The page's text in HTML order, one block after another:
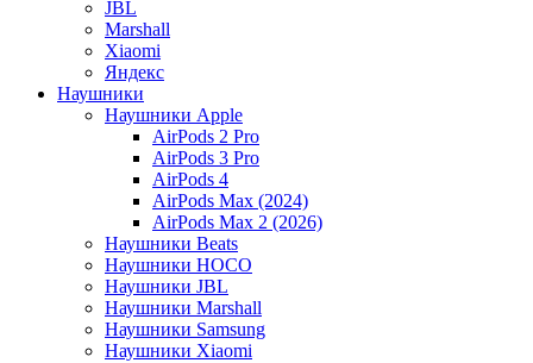
JBL
Marshall
Xiaomi
Яндекс
Наушники
Наушники Apple
AirPods 2 Pro
AirPods 3 Pro
AirPods 4
AirPods Max (2024)
AirPods Max 2 (2026)
Наушники Beats
Наушники HOCO
Наушники JBL
Наушники Marshall
Наушники Samsung
Наушники Xiaomi